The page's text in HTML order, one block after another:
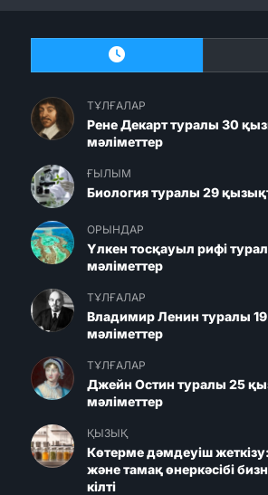
ТҰЛҒАЛАР
Рене Декарт туралы 30
мәліметтер
ҒЫЛЫМ
Биология туралы 29
ОРЫНДАР
Үлкен тосқауыл рифі
мәліметтер
ТҰЛҒАЛАР
Владимир Ленин туралы
мәліметтер
ТҰЛҒАЛАР
Джейн Остин туралы 25
мәліметтер
ҚЫЗЫҚ
Көтерме дәмдеуіш
және тамақ өнеркәсібі
кілті